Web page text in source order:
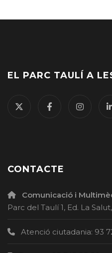
EL PARC TAULÍ A
CONTACTE
Comunicació i
Parc del Taulí 1, Ed. La
Atenció ciutadania: 93